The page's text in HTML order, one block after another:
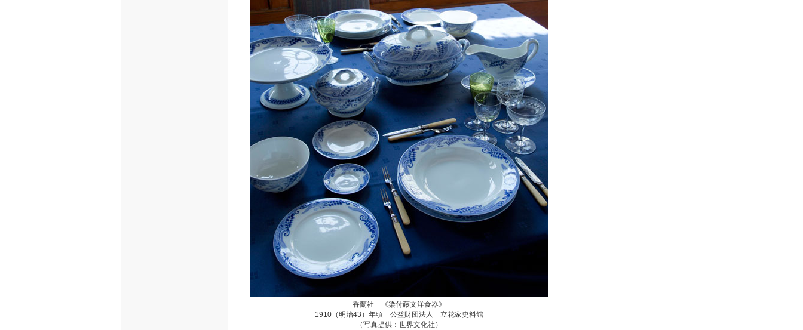
香蘭社 《染付藤文洋食器》
1910（明治43）年頃 公益財団法人 立花家史料館
（写真提供：世界文化社）